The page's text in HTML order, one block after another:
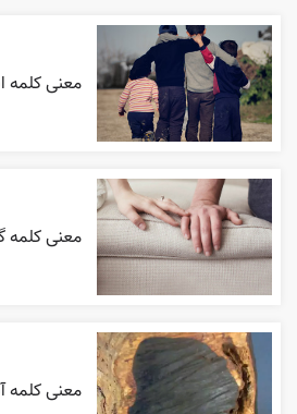
معنی کلمه
معنی کلمه
معنی کلمه